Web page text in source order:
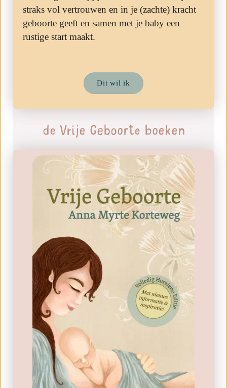
de Vrije Geboorte boeken
straks vol vertrouwen en in je (zachte) kracht
geboorte geeft en samen met je baby een
rustige start maakt.
Dit wil ik